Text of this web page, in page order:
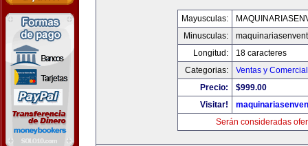
Mayusculas:
Minusculas:
Longitud:
18 caracteres
Categorias:
Ventas y
Precio:
$999.00
Visitar!
Serán consideradas